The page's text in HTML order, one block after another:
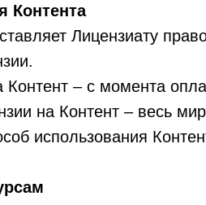
Контента
Лицензиату право
– с момента
на Контент – весь
использования